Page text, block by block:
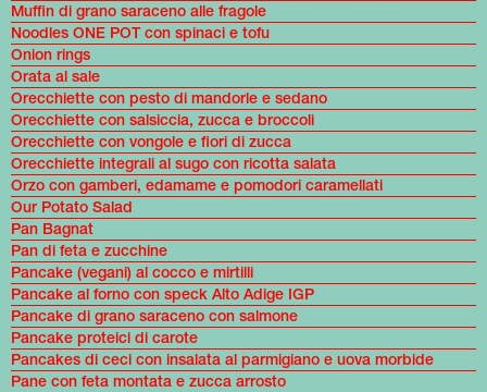
Muffin di grano saraceno alle fragole
Noodles ONE POT con spinaci e tofu
Onion rings
Orata al sale
Orecchiette con pesto di mandorle e sedano
Orecchiette con salsiccia, zucca e broccoli
Orecchiette con vongole e fiori di zucca
Orecchiette integrali al sugo con ricotta salata
Orzo con gamberi, edamame e pomodori caramellati
Our Potato Salad
Pan Bagnat
Pan di feta e zucchine
Pancake (vegani) al cocco e mirtilli
Pancake al forno con speck Alto Adige IGP
Pancake di grano saraceno con salmone
Pancake proteici di carote
Pancakes di ceci con insalata al parmigiano e uova morbide
Pane con feta montata e zucca arrosto